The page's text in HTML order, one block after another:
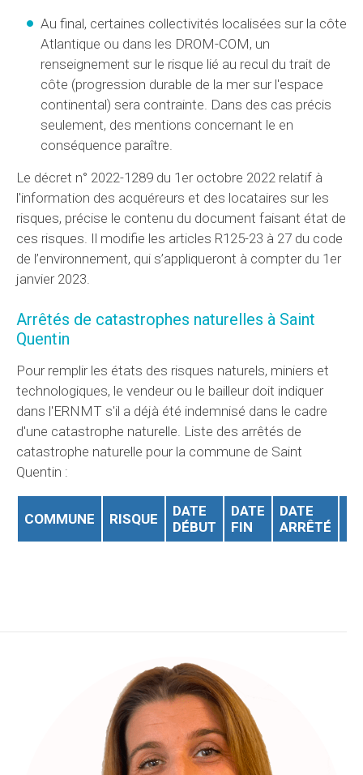
Au final, certaines collectivités localisées sur la côte
Atlantique ou dans les DROM-COM, un
renseignement sur le risque lié au recul du trait de
côte (progression durable de la mer sur l'espace
continental) sera contrainte. Dans des cas précis
seulement, des mentions concernant le en
conséquence paraître.
Le décret n° 2022-1289 du 1er octobre 2022 relatif à
l'information des acquéreurs et des locataires sur les
risques, précise le contenu du document faisant état de
ces risques. Il modifie les articles R125-23 à 27 du code
de l’environnement, qui s’appliqueront à compter du 1er
janvier 2023.
Arrêtés de catastrophes naturelles à Saint
Quentin
Pour remplir les états des risques naturels, miniers et
technologiques, le vendeur ou le bailleur doit indiquer
dans l'ERNMT s'il a déjà été indemnisé dans le cadre
d'une catastrophe naturelle. Liste des arrêtés de
catastrophe naturelle pour la commune de Saint
Quentin :
COMMUNE RISQUE
DATE
DÉBUT
DATE
FIN
DATE
ARRÊTÉ